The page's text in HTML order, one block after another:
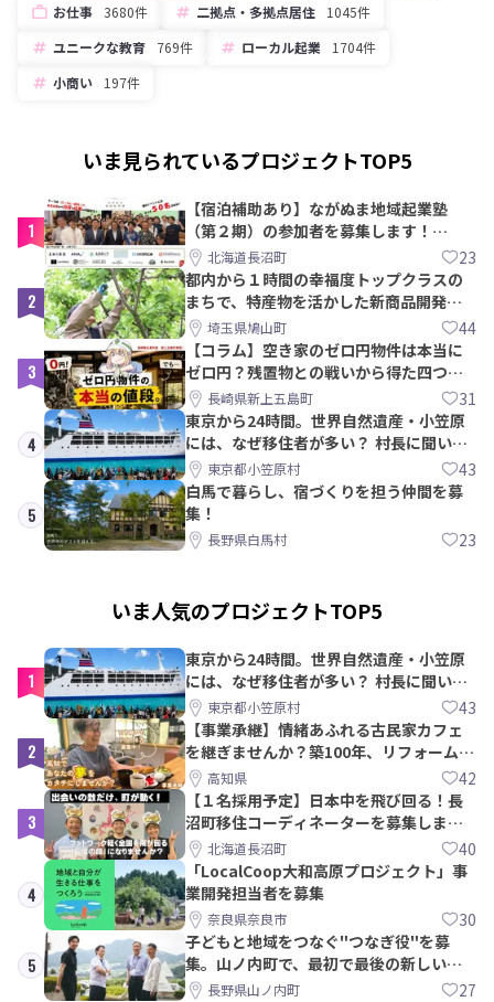
お仕事 3680件 二拠点・多拠点居住
1045件
ユニークな教育
769件 ローカル起業
1704件
小商い
197件
いま見られているプロジェクトTOP5
1
【宿泊補助あり】ながぬま地域起業塾
（第２期）の参加者を募集します！
【8/21〆】
北海道長沼町 23
2
都内から１時間の幸福度トップクラスの
まちで、特産物を活かした新商品開発＆
PRメンバー募集！
埼玉県鳩山町 44
3
【コラム】空き家のゼロ円物件は本当に
ゼロ円？残置物との戦いから得た四つの
教訓｜新上五島町
長崎県新上五島町 31
4
東京から24時間。世界自然遺産・小笠原
には、なぜ移住者が多い？ 村長に聞いて
みた東京都小笠原村 43
5
白馬で暮らし、宿づくりを担う仲間を募
集！
長野県白馬村 23
いま人気のプロジェクトTOP5
1
東京から24時間。世界自然遺産・小笠原
には、なぜ移住者が多い？ 村長に聞いて
みた東京都小笠原村 43
2
【事業承継】情緒あふれる古民家カフェ
を継ぎませんか？築100年、リフォームか
ら約10年！
高知県 42
3
【１名採用予定】日本中を飛び回る！長
沼町移住コーディネーターを募集しま
す！北海道長沼町 40
4
「LocalCoop大和高原プロジェクト」事
業開発担当者を募集
奈良県奈良市 30
5
子どもと地域をつなぐ"つなぎ役"を募
集。山ノ内町で、最初で最後の新しい学
校づくりを一緒に
長野県山ノ内町 27